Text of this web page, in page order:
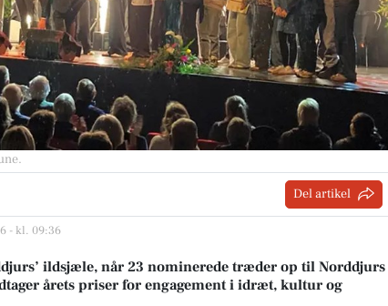
.
Del artikel
- kl. 09:36
ildsjæle, når 23 nominerede træder op til Norddjurs
årets priser for engagement i idræt, kultur og